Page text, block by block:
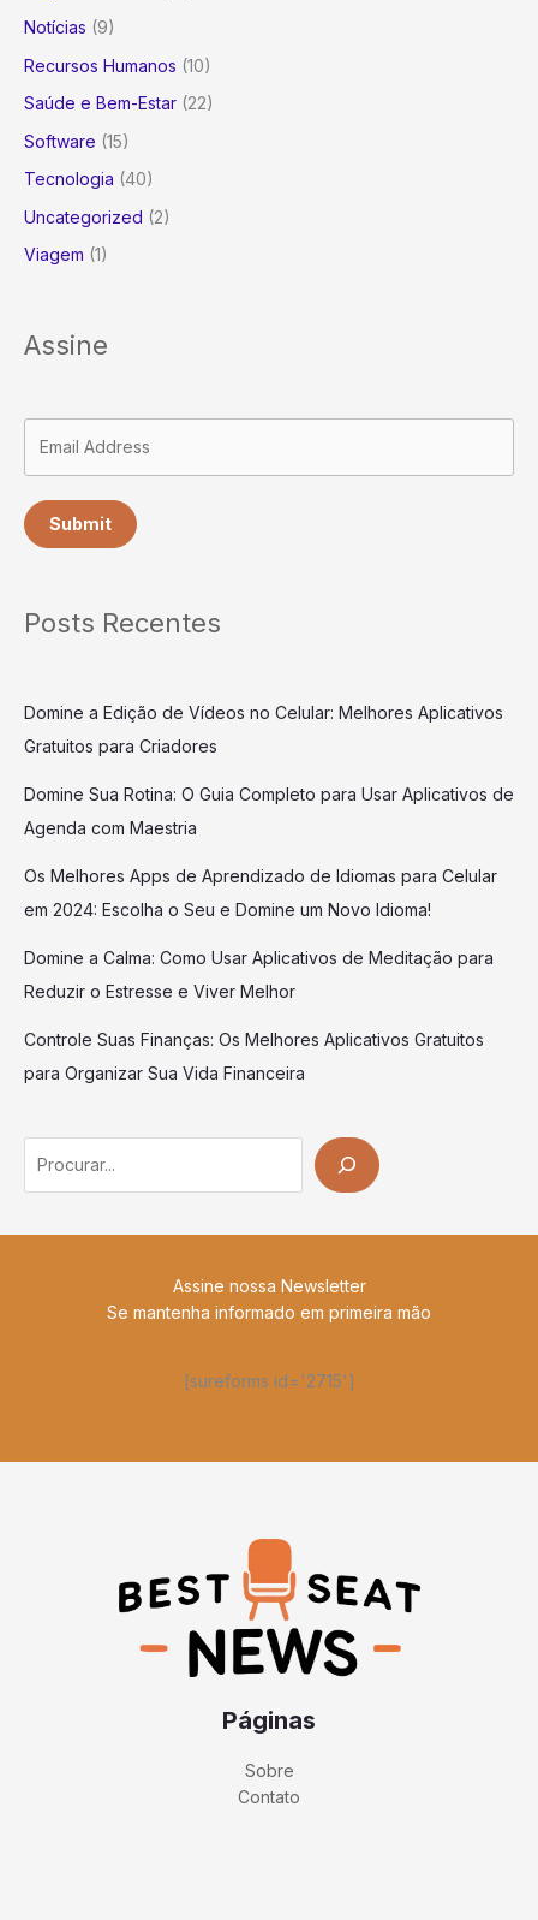
Notícias (9)
Recursos Humanos (10)
Saúde e Bem-Estar (22)
Software (15)
Tecnologia (40)
Uncategorized (2)
Viagem (1)
Assine
Submit
Posts Recentes
Domine a Edição de Vídeos no Celular: Melhores Aplicativos
Gratuitos para Criadores
Domine Sua Rotina: O Guia Completo para Usar Aplicativos de
Agenda com Maestria
Os Melhores Apps de Aprendizado de Idiomas para Celular
em 2024: Escolha o Seu e Domine um Novo Idioma!
Domine a Calma: Como Usar Aplicativos de Meditação para
Reduzir o Estresse e Viver Melhor
Controle Suas Finanças: Os Melhores Aplicativos Gratuitos
para Organizar Sua Vida Financeira
Assine nossa Newsletter
Se mantenha informado em primeira mão
[sureforms id='2715']
Páginas
Sobre
Contato